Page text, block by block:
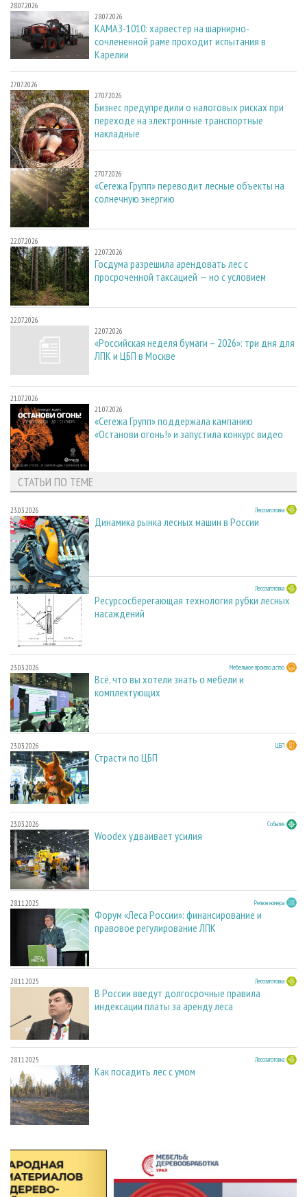
28.07.2026
28.07.2026
КАМАЗ-1010: харвестер на шарнирно-
сочлененной раме проходит испытания в
Карелии
27.07.2026
27.07.2026
Бизнес предупредили о налоговых рисках при
переходе на электронные транспортные
накладные
27.07.2026
27.07.2026
«Сегежа Групп» переводит лесные объекты на
солнечную энергию
22.07.2026
22.07.2026
Госдума разрешила арендовать лес с
просроченной таксацией — но с условием
22.07.2026
22.07.2026
«Российская неделя бумаги – 2026»: три дня для
ЛПК и ЦБП в Москве
21.07.2026
21.07.2026
«Сегежа Групп» поддержала кампанию
«Останови огонь!» и запустила конкурс видео
СТАТЬИ ПО ТЕМЕ
23.03.2026 Лесозаготовка
Динамика рынка лесных машин в России
23.03.2026 Лесозаготовка
Ресурсосберегающая технология рубки лесных
насаждений
23.03.2026 Мебельное производство
Всё, что вы хотели знать о мебели и
комплектующих
23.03.2026 ЦБП
Страсти по ЦБП
23.03.2026 События
Woodex удваивает усилия
28.11.2025 Регион номера
Форум «Леса России»: финансирование и
правовое регулирование ЛПК
28.11.2025 Лесозаготовка
В России введут долгосрочные правила
индексации платы за аренду леса
28.11.2025 Лесозаготовка
Как посадить лес с умом